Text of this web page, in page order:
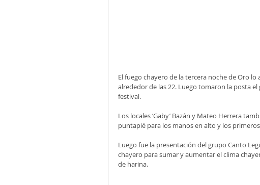
El fuego chayero de la tercera noche de Oro
alrededor de las 22. Luego tomaron la posta el
festival.
Los locales ‘Gaby’ Bazán y Mateo Herrera
puntapié para los manos en alto y los
Luego fue la presentación del grupo Canto
chayero para sumar y aumentar el clima
de harina.